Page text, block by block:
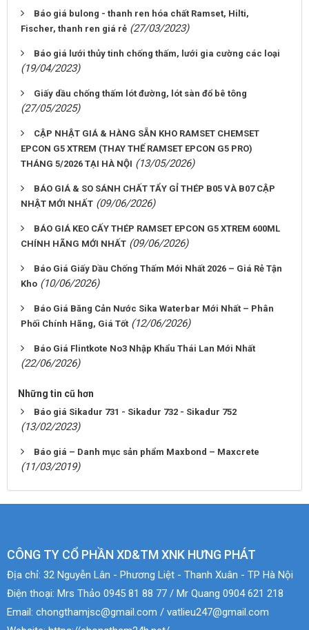
Báo giá bulong - thanh ren hóa chất Ramset, Hilti,
Fischer, thanh ren giá rẻ (27/03/2023)
Báo giá lưới thủy tinh chống thấm, lưới gia cường các loại
(19/04/2023)
Giấy dầu chống thấm lót đường, lót sàn đổ bê tông
(27/05/2025)
CẬP NHẬT GIÁ & HÀNG SẴN KHO RAMSET CHEMSET
EPCON G5 XTREM (THAY THẾ RAMSET EPCON G5 PRO)
THÁNG 5/2026 TẠI HÀ NỘI (13/05/2026)
BÁO GIÁ & SO SÁNH CHẤT TẨY GỈ THÉP B05 VÀ B07 CẬP
NHẬT MỚI NHẤT (09/06/2026)
BÁO GIÁ KEO CẤY THÉP RAMSET EPCON G5 XTREM 600ML
CHÍNH HÃNG MỚI NHẤT (09/06/2026)
Báo Giá Giấy Dầu Chống Thấm Mới Nhất 2026 – Giá Rẻ Tận
Kho (10/06/2026)
Báo Giá Băng Cản Nước Sika Waterbar Mới Nhất – Phân
Phối Chính Hãng, Giá Tốt (12/06/2026)
Báo Giá Flintkote No3 Nhập Khẩu Thái Lan Mới Nhất
(22/06/2026)
Những tin cũ hơn
Báo giá Sikadur 731 - Sikadur 732 - Sikadur 752
(13/02/2023)
Báo giá – Danh mục sản phẩm Maxbond – Maxcrete
(11/03/2019)
CÔNG TY CỔ PHẦN XD&TM XNK HƯNG PHÁT
Địa chỉ: 32 Nguyễn Lân - Phương Liệt - Thanh Xuân - TP Hà Nội
Điện thoại: Mrs Thảo 0945 81 88 77 / Mr Quang 0904 621 218
Email: chongthamjsc@gmail.com / vatlieu247@gmail.com